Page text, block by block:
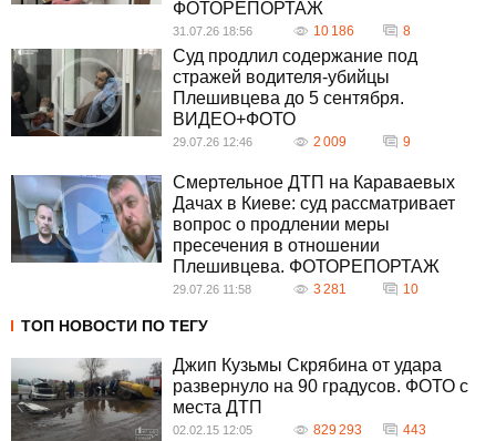
ФОТОРЕПОРТАЖ
31.07.26 18:56 10 186 8
Суд продлил содержание под
стражей водителя-убийцы
Плешивцева до 5 сентября.
ВИДЕО+ФОТО
29.07.26 12:46 2 009 9
Смертельное ДТП на Караваевых
Дачах в Киеве: суд рассматривает
вопрос о продлении меры
пресечения в отношении
Плешивцева. ФОТОРЕПОРТАЖ
29.07.26 11:58 3 281 10
ТОП НОВОСТИ ПО ТЕГУ
Джип Кузьмы Скрябина от удара
развернуло на 90 градусов. ФОТО с
места ДТП
02.02.15 12:05 829 293 443